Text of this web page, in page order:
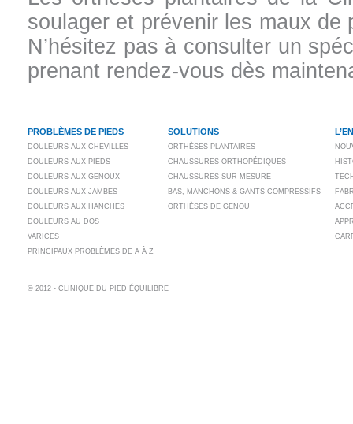
soulager et prévenir les maux
N’hésitez pas à consulter un
prenant rendez-vous dès
PROBLÈMES DE PIEDS
DOULEURS AUX CHEVILLES
DOULEURS AUX PIEDS
DOULEURS AUX GENOUX
DOULEURS AUX JAMBES
DOULEURS AUX HANCHES
DOULEURS AU DOS
VARICES
PRINCIPAUX PROBLÈMES DE A À Z
SOLUTIONS
ORTHÈSES PLANTAIRES
CHAUSSURES ORTHOPÉDIQUES
CHAUSSURES SUR MESURE
BAS, MANCHONS & GANTS COMPRESSIFS
ORTHÈSES DE GENOU
© 2012 - CLINIQUE DU PIED ÉQUILIBRE